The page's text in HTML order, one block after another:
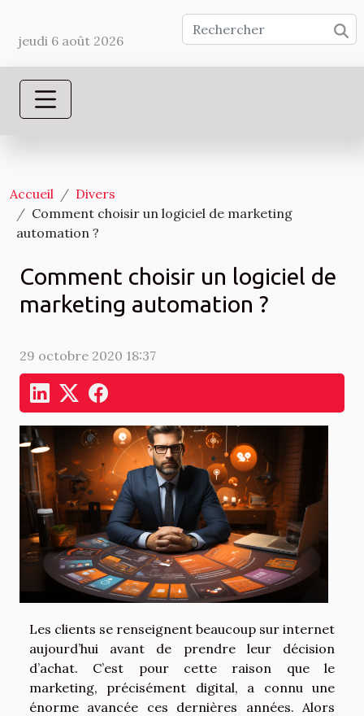
jeudi 6 août 2026
Accueil
Divers
Comment choisir un logiciel de marketing
automation ?
Comment choisir un logiciel de
marketing automation ?
29 octobre 2020 18:37
Les clients se renseignent beaucoup sur internet
aujourd’hui avant de prendre leur décision
d’achat. C’est pour cette raison que le
marketing, précisément digital, a connu une
énorme avancée ces dernières années. Alors